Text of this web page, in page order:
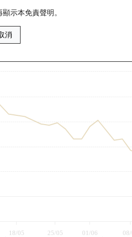
示本免責聲明。
消
關資產價格1.52
18/05 01/06
25/05